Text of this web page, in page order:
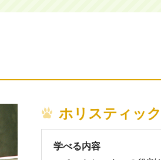
ホリスティッ
学べる内容